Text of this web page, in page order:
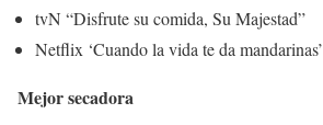
tvN “Disfrute su comida, Su Majestad”
Netflix ‘Cuando la vida te da mandarinas’
Mejor secadora